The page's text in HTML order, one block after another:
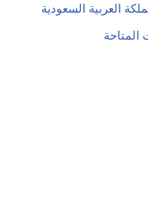
العربية السعودية